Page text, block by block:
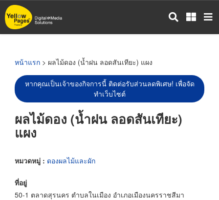
ข้าม
ไป
หน้าแรก > ผลไม้ดอง (น้ำฝน ลอดสันเทียะ) แผง
หากคุณเป็นเจ้าของกิจการนี้ ติดต่อรับส่วนลดพิเศษ! เพื่อจัด
ทำเว็บไซต์
ผลไม้ดอง (น้ำฝน ลอดสันเทียะ)
แผง
หมวดหมู่ : ดองผลไม้และผัก
ที่อยู่
50-1 ตลาดสุรนคร ตำบลในเมือง อำเภอเมืองนครราชสีมา